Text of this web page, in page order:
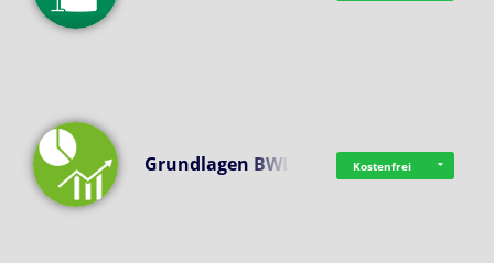
Grundlagen BWL Kostenfrei